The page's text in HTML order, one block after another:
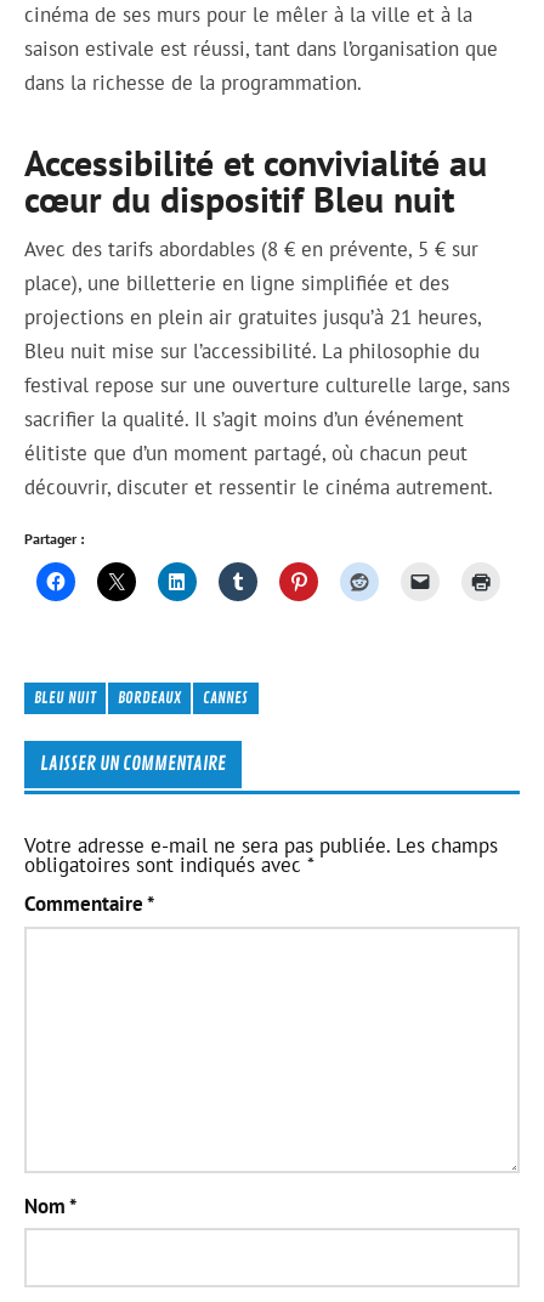
cinéma de ses murs pour le mêler à la ville et à la
saison estivale est réussi, tant dans l’organisation que
dans la richesse de la programmation.
Accessibilité et convivialité au
cœur du dispositif Bleu nuit
Avec des tarifs abordables (8 € en prévente, 5 € sur
place), une billetterie en ligne simplifiée et des
projections en plein air gratuites jusqu’à 21 heures,
Bleu nuit mise sur l’accessibilité. La philosophie du
festival repose sur une ouverture culturelle large, sans
sacrifier la qualité. Il s’agit moins d’un événement
élitiste que d’un moment partagé, où chacun peut
découvrir, discuter et ressentir le cinéma autrement.
Partager :
BLEU NUIT BORDEAUX CANNES
LAISSER UN COMMENTAIRE
Votre adresse e-mail ne sera pas publiée. Les champs
obligatoires sont indiqués avec*
Commentaire*
Nom*